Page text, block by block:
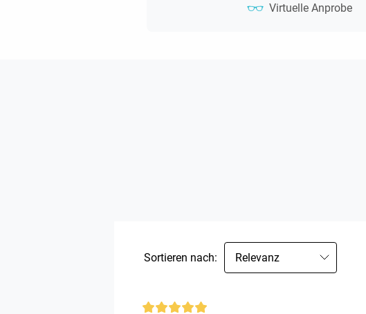
Virtuelle Anprobe
Sortieren nach: Relevanz